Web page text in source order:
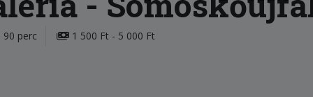
90 perc 1 500 Ft - 5 000 Ft